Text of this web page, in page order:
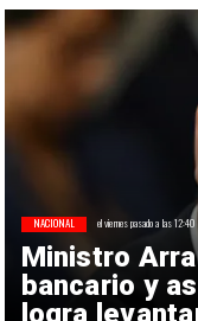
Ministro
bancario y
logra
NACIONAL el viernes pasado a las 12:40